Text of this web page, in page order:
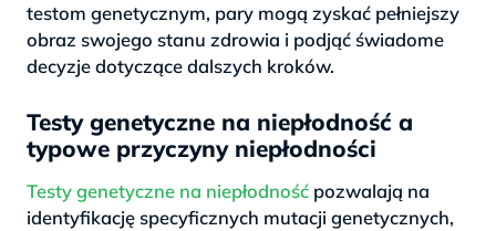
testom genetycznym, pary mogą zyskać pełniejszy
obraz swojego stanu zdrowia i podjąć świadome
decyzje dotyczące dalszych kroków.
Testy genetyczne na niepłodność a
typowe przyczyny niepłodności
Testy genetyczne na niepłodność pozwalają na
identyfikację specyficznych mutacji genetycznych,